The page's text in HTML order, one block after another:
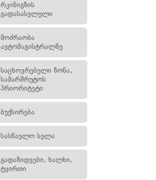
რკინიგზის
გადასასვლელი
მოძრაობა
ავტომაგისტრალზე
საცხოვრებელი ზონა,
სამარშრუტოს
პრიორიტეტი
ბუქსირება
სასწავლო სვლა
გადაზიდვები, ხალხი,
ტვირთი